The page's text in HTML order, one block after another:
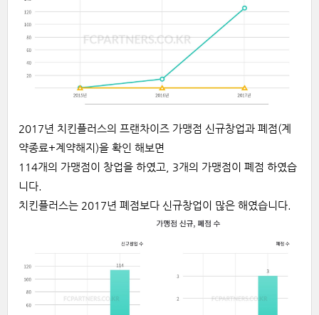
2017년 치킨플러스의 프랜차이즈 가맹점 신규창업과 폐점(계
약종료+계약해지)을 확인 해보면
114개의 가맹점이 창업을 하였고, 3개의 가맹점이 폐점 하였습
니다.
치킨플러스는 2017년 폐점보다 신규창업이 많은 해였습니다.